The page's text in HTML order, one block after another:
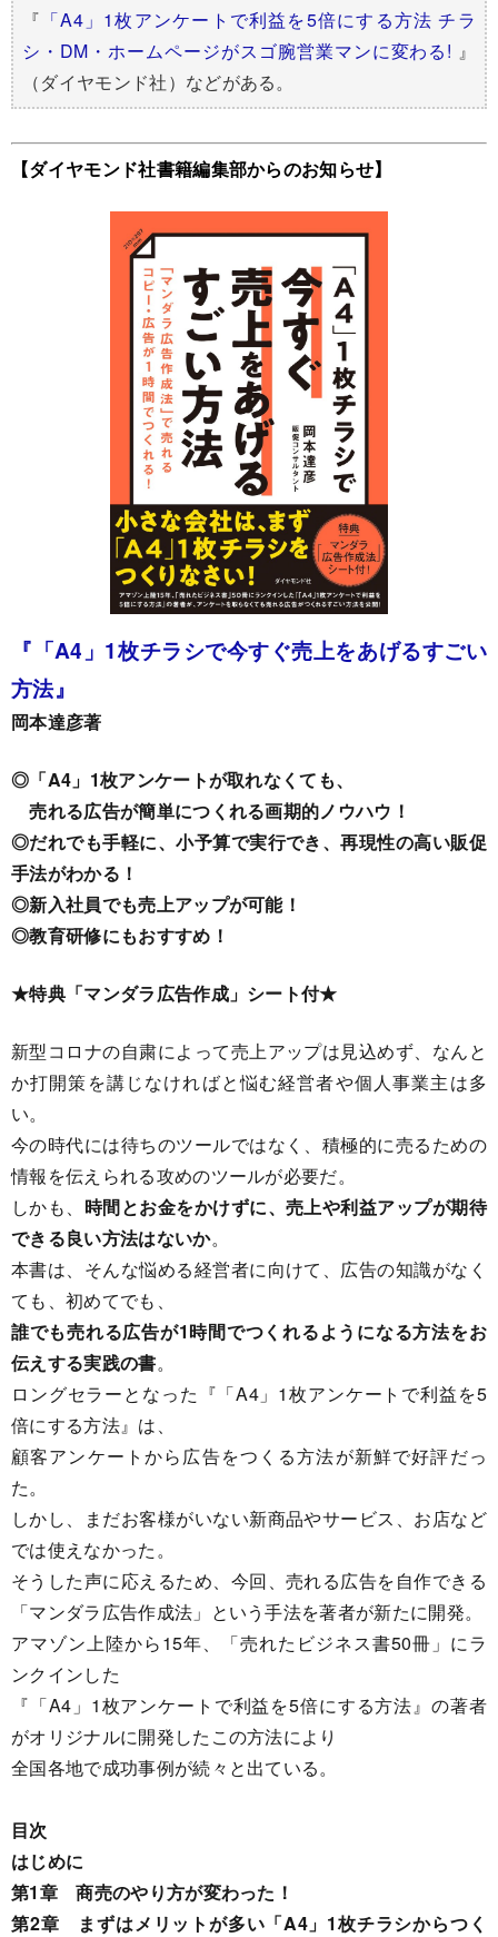
『 「A4」1枚アンケートで利益を5倍にする方法 チラ
シ・DM・ホームページがスゴ腕営業マンに変わる! 』
（ダイヤモンド社）などがある。
【ダイヤモンド社書籍編集部からのお知らせ】
『「A4」1枚チラシで今すぐ売上をあげるすごい
方法』
岡本達彦著
◎「A4」1枚アンケートが取れなくても、
売れる広告が簡単につくれる画期的ノウハウ！
◎だれでも手軽に、小予算で実行でき、再現性の高い販促
手法がわかる！
◎新入社員でも売上アップが可能！
◎教育研修にもおすすめ！
★特典「マンダラ広告作成」シート付★
新型コロナの自粛によって売上アップは見込めず、なんと
か打開策を講じなければと悩む経営者や個人事業主は多
い。
今の時代には待ちのツールではなく、積極的に売るための
情報を伝えられる攻めのツールが必要だ。
しかも、 時間とお金をかけずに、売上や利益アップが期待
できる良い方法はないか。
本書は、そんな悩める経営者に向けて、広告の知識がなく
ても、初めてでも、
誰でも売れる広告が1時間でつくれるようになる方法をお
伝えする実践の書。
ロングセラーとなった『「A4」1枚アンケートで利益を5
倍にする方法』は、
顧客アンケートから広告をつくる方法が新鮮で好評だっ
た。
しかし、まだお客様がいない新商品やサービス、お店など
では使えなかった。
そうした声に応えるため、今回、売れる広告を自作できる
「マンダラ広告作成法」という手法を著者が新たに開発。
アマゾン上陸から15年、「売れたビジネス書50冊」にラ
ンクインした
『「A4」1枚アンケートで利益を5倍にする方法』の著者
がオリジナルに開発したこの方法により
全国各地で成功事例が続々と出ている。
目次
はじめに
第1章 商売のやり方が変わった！
第2章 まずはメリットが多い「A4」1枚チラシからつく